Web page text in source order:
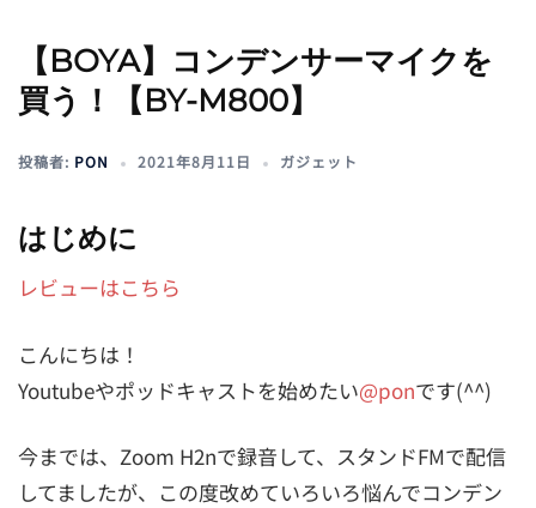
【BOYA】コンデンサーマイクを
買う！【BY-M800】
投稿者: PON 2021年8月11日 ガジェット
はじめに
レビューはこちら
こんにちは！
Youtubeやポッドキャストを始めたい@ponです(^^)
今までは、Zoom H2nで録音して、スタンドFMで配信
してましたが、この度改めていろいろ悩んでコンデン